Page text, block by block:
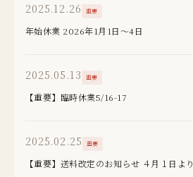
2025.12.26 重要
年始休業 2026年1月1日～4日
2025.05.13 重要
【重要】臨時休業5/16-17
2025.02.25 重要
【重要】送料改定のお知らせ ４月１日より